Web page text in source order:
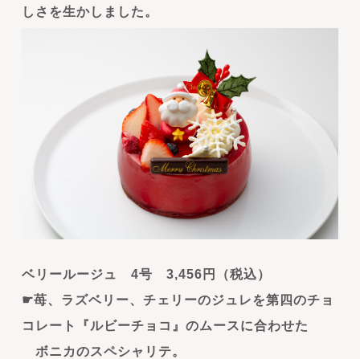
しさを生かしました。
ベリールージュ 4号 3,456円（税込）
☛苺、ラズベリー、チェリーのジュレを第四のチョ
コレート『ルビーチョコ』のムースに合わせた
ボニカのスペシャリテ。